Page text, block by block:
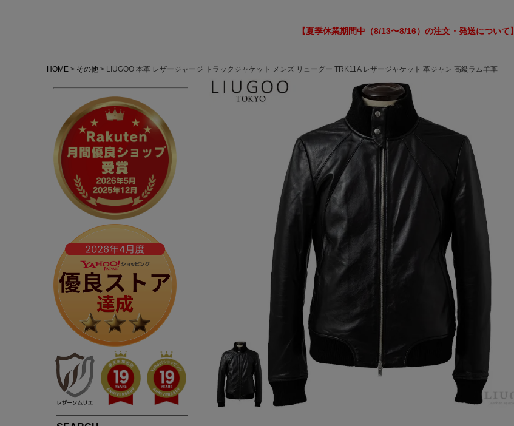
【夏季休業期間中（8/13〜8/16）の注文・発送について】
HOME その他 LIUGOO 本革 レザージャージ トラックジャケット メンズ リューグー TRK11A レザージャケット 革ジャン 高級ラム羊革